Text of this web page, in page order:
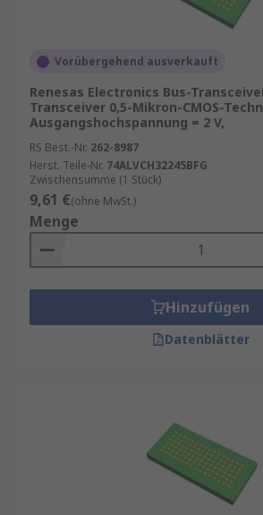
Vorübergehend ausverkauft
Renesas Electronics Bus-
Transceiver 0,5-Mikron-CMOS-
Ausgangshochspannung = 2 V,
RS Best.-Nr. 262-8987
Herst. Teile-Nr. 74ALVCH32245BFG
Zwischensumme (1 Stück)
9,61 €(ohne MwSt.)
Menge
Hinzufügen
Datenblätter